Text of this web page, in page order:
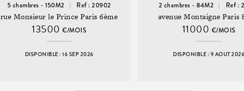
5 chambres - 150M2 Ref : 20902
rue Monsieur le Prince Paris 6ème
13500€/MOIS
DISPONIBLE : 16 SEP 2026
2 chambres - 84M2 Ref :
avenue Montaigne Paris
11000 €/MOIS
DISPONIBLE : 9 AOUT 2026